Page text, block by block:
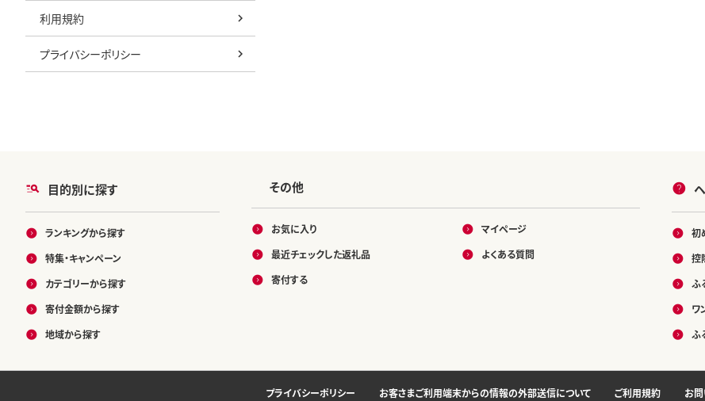
利用規約
プライバシーポリシー
目的別に探す
ランキングから探す
特集・キャンペーン
カテゴリーから探す
寄付金額から探す
地域から探す
その他
お気に入り
最近チェックした返礼品
寄付する
マイページ
よくある質問
初
控
ふ
ワ
ふ
プライバシーポリシー お客さまご利用端末からの情報の外部送信について ご利用規約 お